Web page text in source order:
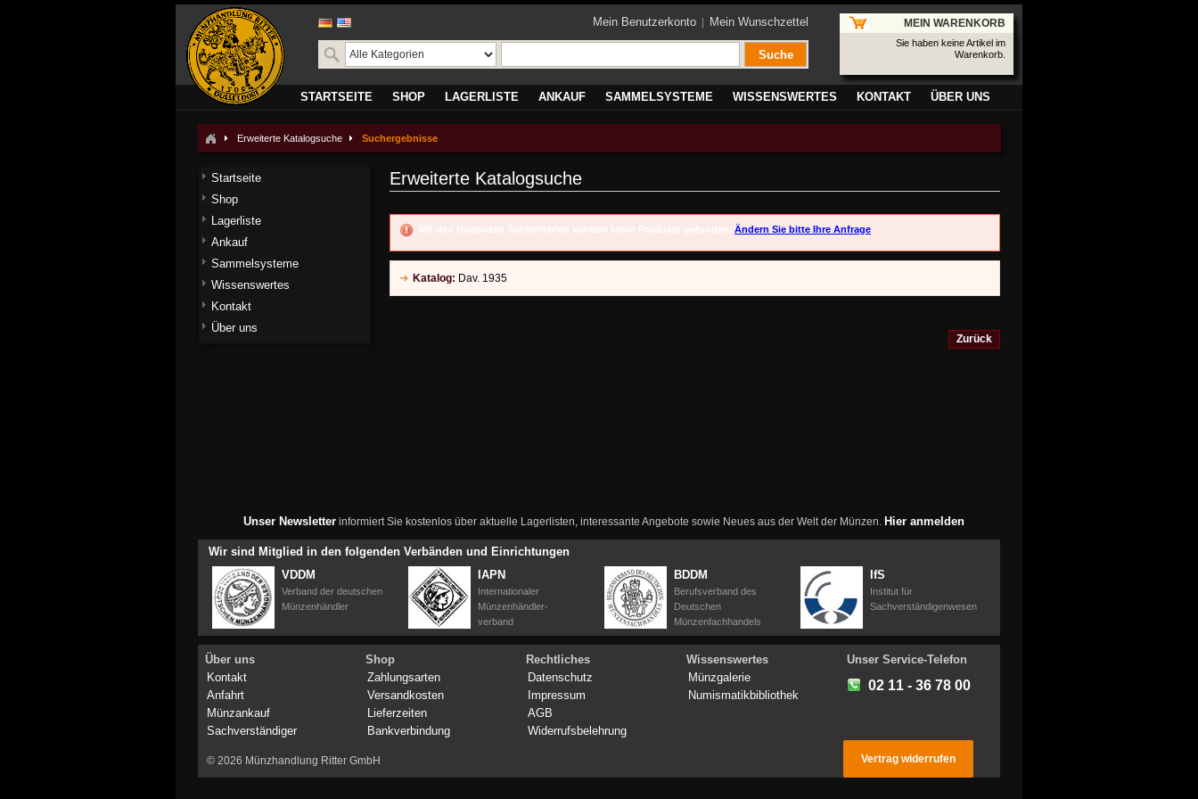
Mein Benutzerkonto Mein Wunschzettel
Suche
MEIN WARENKORB
Sie haben keine Artikel im
Warenkorb.
STARTSEITE SHOP LAGERLISTE ANKAUF SAMMELSYSTEME WISSENSWERTES KONTAKT ÜBER UNS
Erweiterte Katalogsuche Suchergebnisse
Erweiterte Katalogsuche
Mit den folgenden Suchkriterien wurden keine Produkte gefunden. Ändern Sie bitte Ihre Anfrage
Katalog: Dav. 1935
Zurück
Startseite
Shop
Lagerliste
Ankauf
Sammelsysteme
Wissenswertes
Kontakt
Über uns
Unser Newsletterinformiert Sie kostenlos über aktuelle Lagerlisten, interessante Angebote sowie Neues aus der Welt der Münzen. Hier anmelden
Wir sind Mitglied in den folgenden Verbänden und Einrichtungen
VDDM
Verband der deutschen
Münzenhändler
IAPN
Internationaler
Münzenhändler-
verband
BDDM
Berufsverband des
Deutschen
Münzenfachhandels
IfS
Institut für
Sachverständigenwesen
Über uns
Kontakt
Anfahrt
Münzankauf
Sachverständiger
Shop
Zahlungsarten
Versandkosten
Lieferzeiten
Bankverbindung
Rechtliches
Datenschutz
Impressum
AGB
Widerrufsbelehrung
Wissenswertes
Münzgalerie
Numismatikbibliothek
Unser Service-Telefon
02 11 - 36 78 00
© 2026 Münzhandlung Ritter GmbH Vertrag widerrufen